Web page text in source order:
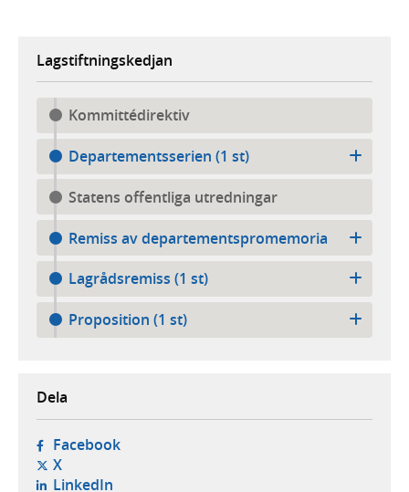
Lagstiftningskedjan
Kommittédirektiv
Departementsserien (1 st)
Statens offentliga utredningar
Remiss av departementspromemoria
Lagrådsremiss (1 st)
Proposition (1 st)
Dela
Facebook- öppnas i ny flik, extern webbplats,
X- öppnas i ny flik, extern webbplats,
LinkedIn- öppnas i ny flik, extern webbplats,